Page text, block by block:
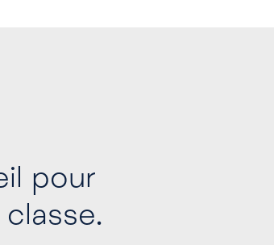
pour